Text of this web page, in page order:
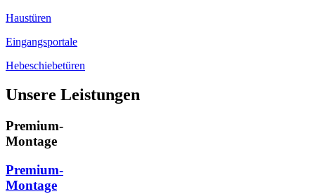
Haustüren
Eingangsportale
Hebeschiebetüren
Unsere Leistungen
Premium-
Montage
Premium-
Montage